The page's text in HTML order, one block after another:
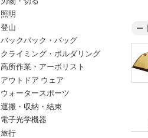
照明
登山
バックパック・バッグ
クライミング・ボルダリング
高所作業・アーボリスト
アウトドア ウェア
ウォータースポーツ
運搬・収納・結束
電子光学機器
旅行